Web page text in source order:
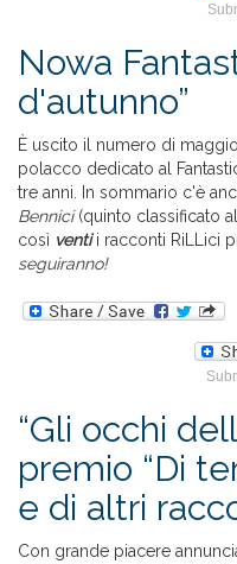
Nowa
d'autunno”
È uscito il numero di
polacco dedicato al
tre anni. In sommario c'è
Bennici(quinto classificato
così ventii racconti RiLLici
seguiranno!
“Gli occhi
premio “Di
e di altri
Con grande piacere